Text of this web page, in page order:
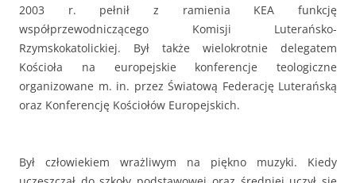
2003 r. pełnił z ramienia KEA funkcję
współprzewodniczącego Komisji Luterańsko-
Rzymskokatolickiej. Był także wielokrotnie delegatem
Kościoła na europejskie konferencje teologiczne
organizowane m. in. przez Światową Federację Luterańską
oraz Konferencję Kościołów Europejskich.
Był człowiekiem wrażliwym na piękno muzyki. Kiedy